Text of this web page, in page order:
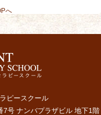
へ
ピースクール
号 ナンバプラザビル 地下1階